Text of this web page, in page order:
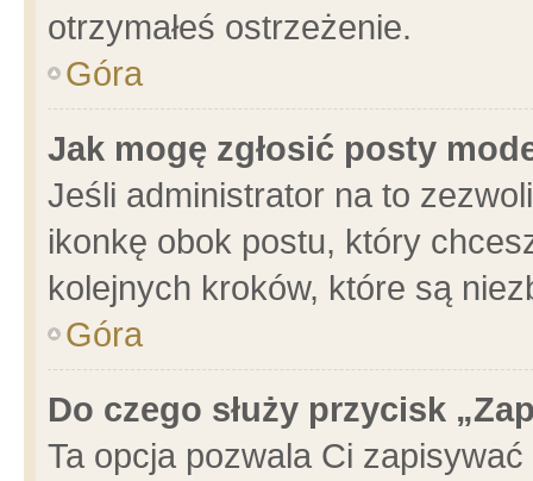
otrzymałeś ostrzeżenie.
Góra
Jak mogę zgłosić posty
Jeśli administrator na to
ikonkę obok postu, który
kolejnych kroków, które są
Góra
Do czego służy przycisk
Ta opcja pozwala Ci